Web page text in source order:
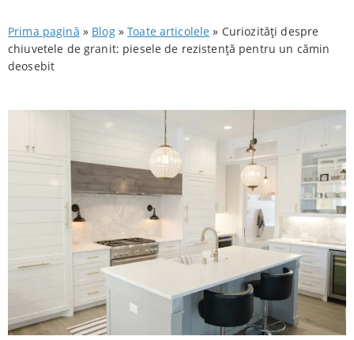
Prima pagină » Blog»Toate articolele » Curiozități despre
chiuvetele de granit: piesele de rezistență pentru un cămin
deosebit